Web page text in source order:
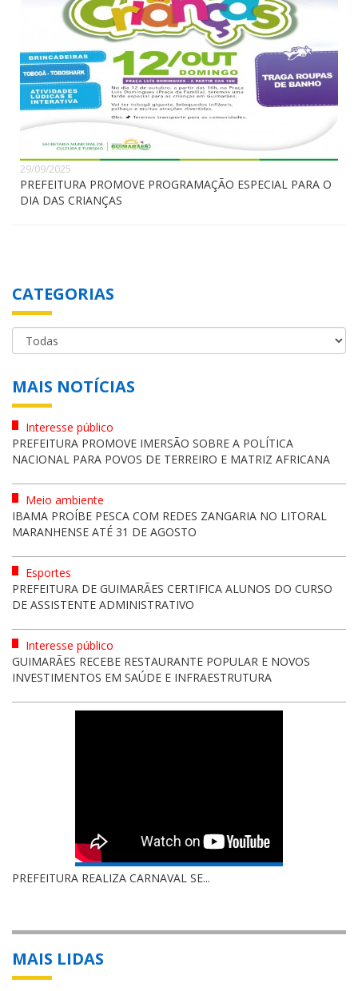
29/09/2025
PREFEITURA PROMOVE PROGRAMAÇÃO ESPECIAL PARA O
DIA DAS CRIANÇAS
CATEGORIAS
MAIS NOTÍCIAS
Interesse público
PREFEITURA PROMOVE IMERSÃO SOBRE A POLÍTICA
NACIONAL PARA POVOS DE TERREIRO E MATRIZ AFRICANA
Meio ambiente
IBAMA PROÍBE PESCA COM REDES ZANGARIA NO LITORAL
MARANHENSE ATÉ 31 DE AGOSTO
Esportes
PREFEITURA DE GUIMARÃES CERTIFICA ALUNOS DO CURSO
DE ASSISTENTE ADMINISTRATIVO
Interesse público
GUIMARÃES RECEBE RESTAURANTE POPULAR E NOVOS
INVESTIMENTOS EM SAÚDE E INFRAESTRUTURA
PREFEITURA REALIZA CARNAVAL SE...
MAIS LIDAS